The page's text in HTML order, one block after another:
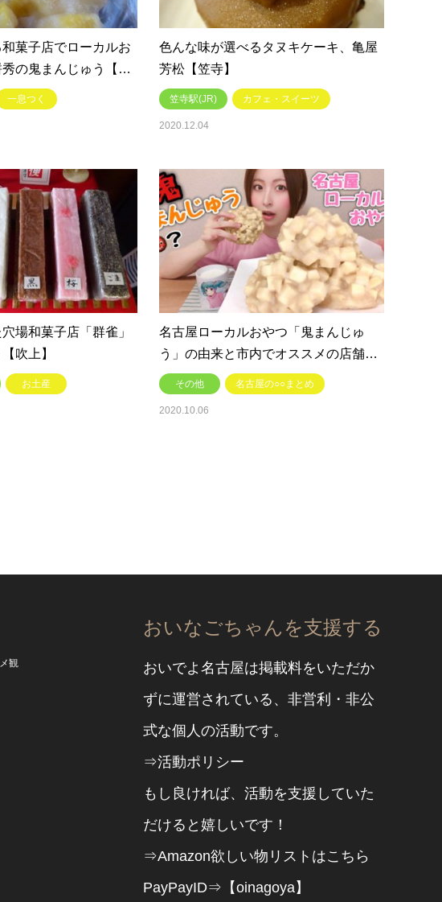
菓子店でローカルお
秀の鬼まんじゅう【…
一息つく
色んな味が選べるタヌキケーキ、亀屋
芳松【笠寺】
笠寺駅(JR) カフェ・スイーツ
2020.12.04
場和菓子店「群雀」
吹上】
お土産
名古屋ローカルおやつ「鬼まんじゅ
う」の由来と市内でオススメの店舗…
その他 名古屋の○○まとめ
2020.10.06
観
おいなごちゃんを支援する
おいでよ名古屋は掲載料をいただか
ずに運営されている、非営利・非公
式な個人の活動です。
⇒活動ポリシー
もし良ければ、活動を支援していた
だけると嬉しいです！
⇒Amazon欲しい物リストはこちら
PayPayID⇒【oinagoya】